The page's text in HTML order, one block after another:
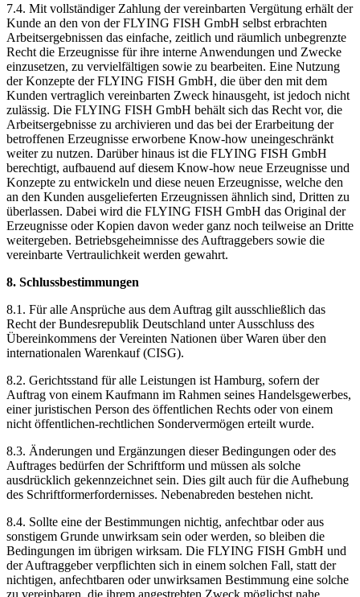
7.4. Mit vollständiger Zahlung der vereinbarten Vergütung erhält der
Kunde an den von der FLYING FISH GmbH selbst erbrachten
Arbeitsergebnissen das einfache, zeitlich und räumlich unbegrenzte
Recht die Erzeugnisse für ihre interne Anwendungen und Zwecke
einzusetzen, zu vervielfältigen sowie zu bearbeiten. Eine Nutzung
der Konzepte der FLYING FISH GmbH, die über den mit dem
Kunden vertraglich vereinbarten Zweck hinausgeht, ist jedoch nicht
zulässig. Die FLYING FISH GmbH behält sich das Recht vor, die
Arbeitsergebnisse zu archivieren und das bei der Erarbeitung der
betroffenen Erzeugnisse erworbene Know-how uneingeschränkt
weiter zu nutzen. Darüber hinaus ist die FLYING FISH GmbH
berechtigt, aufbauend auf diesem Know-how neue Erzeugnisse und
Konzepte zu entwickeln und diese neuen Erzeugnisse, welche den
an den Kunden ausgelieferten Erzeugnissen ähnlich sind, Dritten zu
überlassen. Dabei wird die FLYING FISH GmbH das Original der
Erzeugnisse oder Kopien davon weder ganz noch teilweise an Dritte
weitergeben. Betriebsgeheimnisse des Auftraggebers sowie die
vereinbarte Vertraulichkeit werden gewahrt.
8. Schlussbestimmungen
8.1. Für alle Ansprüche aus dem Auftrag gilt ausschließlich das
Recht der Bundesrepublik Deutschland unter Ausschluss des
Übereinkommens der Vereinten Nationen über Waren über den
internationalen Warenkauf (CISG).
8.2. Gerichtsstand für alle Leistungen ist Hamburg, sofern der
Auftrag von einem Kaufmann im Rahmen seines Handelsgewerbes,
einer juristischen Person des öffentlichen Rechts oder von einem
nicht öffentlichen-rechtlichen Sondervermögen erteilt wurde.
8.3. Änderungen und Ergänzungen dieser Bedingungen oder des
Auftrages bedürfen der Schriftform und müssen als solche
ausdrücklich gekennzeichnet sein. Dies gilt auch für die Aufhebung
des Schriftformerfordernisses. Nebenabreden bestehen nicht.
8.4. Sollte eine der Bestimmungen nichtig, anfechtbar oder aus
sonstigem Grunde unwirksam sein oder werden, so bleiben die
Bedingungen im übrigen wirksam. Die FLYING FISH GmbH und
der Auftraggeber verpflichten sich in einem solchen Fall, statt der
nichtigen, anfechtbaren oder unwirksamen Bestimmung eine solche
zu vereinbaren, die ihrem angestrebten Zweck möglichst nahe